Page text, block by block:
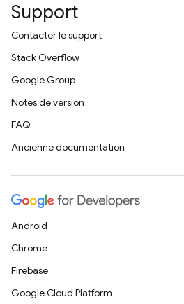
Support
Contacter le support
Stack Overflow
Google Group
Notes de version
FAQ
Ancienne documentation
Android
Chrome
Firebase
Google Cloud Platform